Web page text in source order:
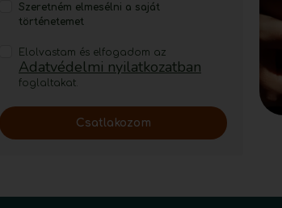
Szeretném elmesélni a saját
történetemet
Elolvastam és elfogadom az
Adatvédelmi nyilatkozatban
foglaltakat.
Csatlakozom